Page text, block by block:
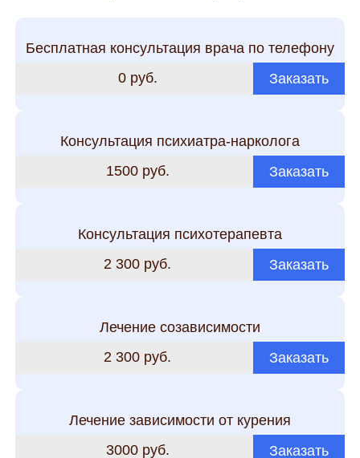
Бесплатная консультация врача по телефону
0 руб.
Заказать
Консультация психиатра-нарколога
1500 руб.
Заказать
Консультация психотерапевта
2 300 руб.
Заказать
Лечение созависимости
2 300 руб.
Заказать
Лечение зависимости от курения
3000 руб.
Заказать